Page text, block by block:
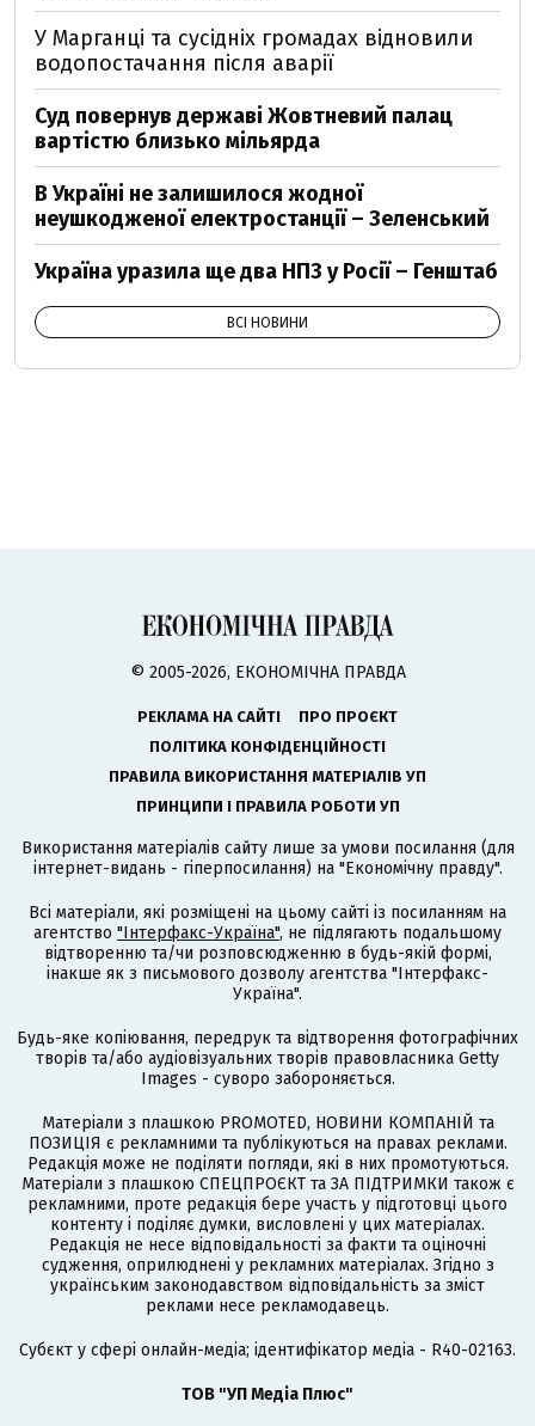
У Марганці та сусідніх громадах відновили
водопостачання після аварії
Суд повернув державі Жовтневий палац
вартістю близько мільярда
В Україні не залишилося жодної
неушкодженої електростанції – Зеленський
Україна уразила ще два НПЗ у Росії – Генштаб
ВСІ НОВИНИ
© 2005-2026, ЕКОНОМІЧНА ПРАВДА
РЕКЛАМА НА САЙТІ
ПРО ПРОЄКТ
ПОЛІТИКА КОНФІДЕНЦІЙНОСТІ
ПРАВИЛА ВИКОРИСТАННЯ МАТЕРІАЛІВ УП
ПРИНЦИПИ І ПРАВИЛА РОБОТИ УП
Використання матеріалів сайту лише за умови посилання (для
інтернет-видань - гіперпосилання) на "Економічну правду".
Всі матеріали, які розміщені на цьому сайті із посиланням на
агентство "Інтерфакс-Україна", не підлягають подальшому
відтворенню та/чи розповсюдженню в будь-якій формі,
інакше як з письмового дозволу агентства "Інтерфакс-
Україна".
Будь-яке копіювання, передрук та відтворення фотографічних
творів та/або аудіовізуальних творів правовласника Getty
Images - суворо забороняється.
Матеріали з плашкою PROMOTED, НОВИНИ КОМПАНІЙ та
ПОЗИЦІЯ є рекламними та публікуються на правах реклами.
Редакція може не поділяти погляди, які в них промотуються.
Матеріали з плашкою СПЕЦПРОЄКТ та ЗА ПІДТРИМКИ також є
рекламними, проте редакція бере участь у підготовці цього
контенту і поділяє думки, висловлені у цих матеріалах.
Редакція не несе відповідальності за факти та оціночні
судження, оприлюднені у рекламних матеріалах. Згідно з
українським законодавством відповідальність за зміст
реклами несе рекламодавець.
Cубєкт у сфері онлайн-медіа; ідентифікатор медіа - R40-02163.
ТОВ "УП Медіа Плюс"